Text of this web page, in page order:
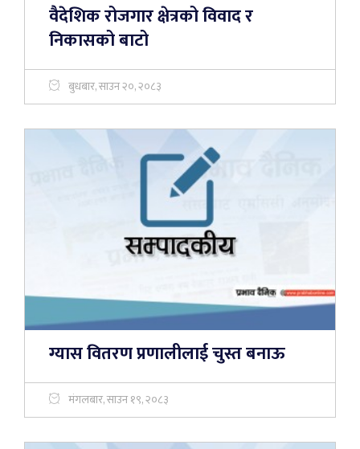
वैदेशिक रोजगार क्षेत्रको विवाद र
निकासको बाटो
बुधबार, साउन २०, २०८३
ग्यास वितरण प्रणालीलाई चुस्त बनाऊ
मंगलबार, साउन १९, २०८३